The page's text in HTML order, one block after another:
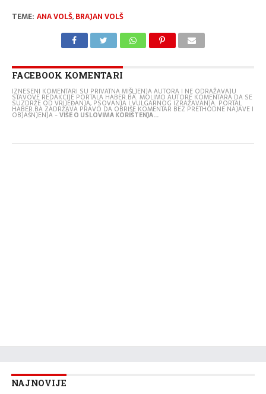
TEME: ANA VOLŠ, BRAJAN VOLŠ
FACEBOOK KOMENTARI
IZNESENI KOMENTARI SU PRIVATNA MIŠLJENJA AUTORA I NE ODRAŽAVAJU
STAVOVE REDAKCIJE PORTALA HABER.BA. MOLIMO AUTORE KOMENTARA DA SE
SUZDRŽE OD VRIJEĐANJA, PSOVANJA I VULGARNOG IZRAŽAVANJA. PORTAL
HABER.BA ZADRŽAVA PRAVO DA OBRIŠE KOMENTAR BEZ PRETHODNE NAJAVE I
OBJAŠNJENJA -VIŠE O USLOVIMA KORIŠTENJA...
NAJNOVIJE